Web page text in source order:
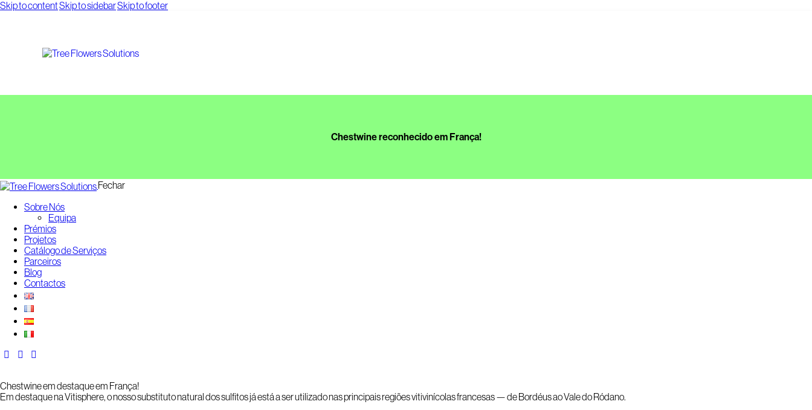
Skip to contentSkip to sidebarSkip to footer
Chestwine reconhecido em França!
Fechar
Sobre Nós
Equipa
Prémios
Projetos
Catálogo de Serviços
Parceiros
Blog
Contactos
Chestwine em destaque em França!
Em destaque na Vitisphere, o nosso substituto natural dos sulfitos já está a ser utilizado nas principais regiões vitivinícolas francesas — de Bordéus ao Vale do Ródano.